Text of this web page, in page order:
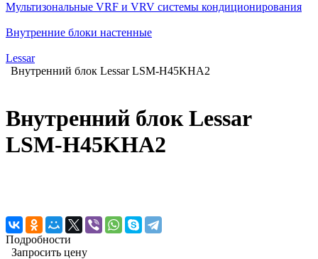
Мультизональные VRF и VRV системы кондиционирования
Внутренние блоки настенные
Lessar
Внутренний блок Lessar LSM-H45KHA2
Внутренний блок Lessar
LSM-H45KHA2
Подробности
Запросить цену